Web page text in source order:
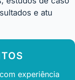
e atu
experiência